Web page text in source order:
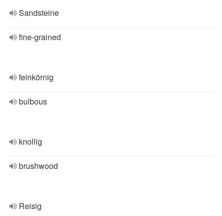
Sandsteine
fine-grained
feinkörnig
bulbous
knollig
brushwood
Reisig